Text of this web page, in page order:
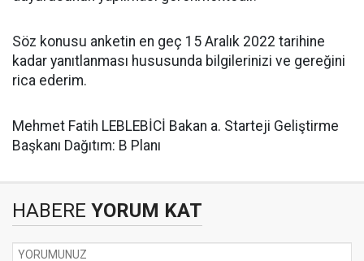
Söz konusu anketin en geç 15 Aralık 2022 tarihine
kadar yanıtlanması hususunda bilgilerinizi ve gereğini
rica ederim.
Mehmet Fatih LEBLEBİCİ Bakan a. Starteji Geliştirme
Başkanı Dağıtım: B Planı
HABERE YORUM KAT